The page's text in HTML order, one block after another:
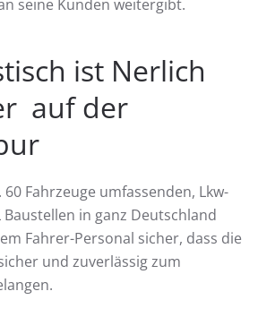
seine Kunden weitergibt.
ist Nerlich
auf der
Fahrzeuge umfassenden, Lkw-
in ganz Deutschland
Fahrer-Personal sicher, dass die
und zuverlässig zum